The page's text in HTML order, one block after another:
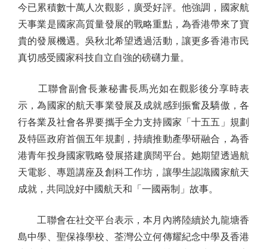
今已累積數十萬人次觀影，廣受好評。他強調，國家航
天事業是國家高質量發展的戰略重點，為香港帶來了寶
貴的發展機遇。吳秋北希望透過活動，讓更多香港市民
真切感受國家科技自立自強的磅礴力量。
工聯會副會長兼秘書長馬光如在觀影後分享時表
示，為國家的航天事業發展及成就感到振奮及驕傲，各
行各業及社會各界要攜手全力支持國家「十五五」規劃
及特區政府首個五年規劃，持續推動產學研融合，為香
港青年投身國家戰略發展搭建廣闊平台。她期望透過航
天電影、專題講座及創科工作坊，讓學生認識國家航天
成就，共同說好中國航天和「一國兩制」故事。
工聯會在社交平台表示，本月內將陸續於九龍塘香
島中學、聖保祿學校、荃灣公立何傳耀紀念中學及香港